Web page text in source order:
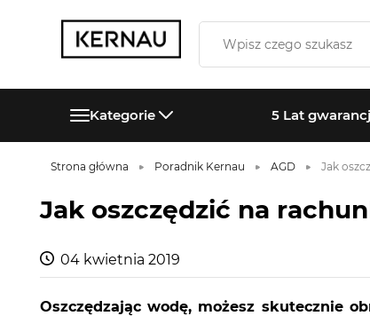
Kategorie 5 Lat
Strona główna Poradnik Kernau AGD Jak
Jak oszczędzić na
04 kwietnia 2019
Oszczędzając wodę, możesz skutecznie